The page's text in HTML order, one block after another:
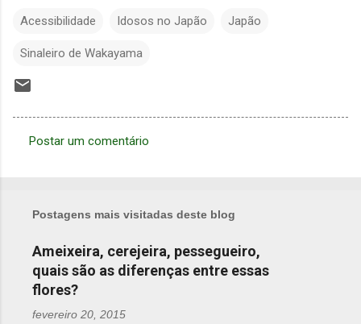
Acessibilidade Idosos no Japão Japão
Sinaleiro de Wakayama
n
t
á
r
Postar um comentário
Postagens mais visitadas deste blog
Ameixeira, cerejeira, pessegueiro,
quais são as diferenças entre essas
flores?
fevereiro 20, 2015